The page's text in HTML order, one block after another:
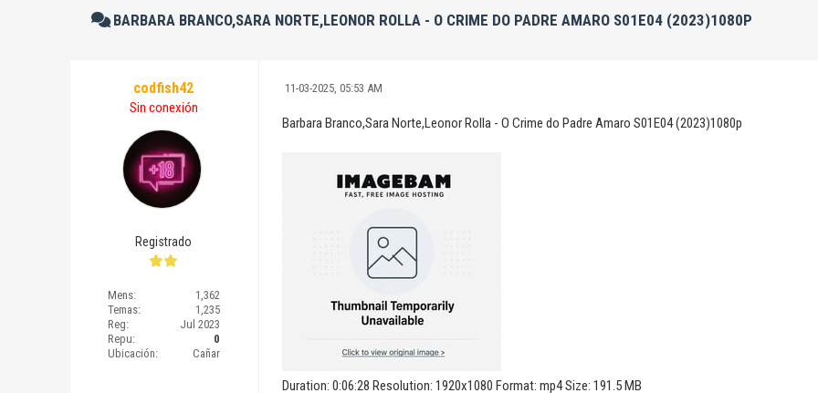
BARBARA BRANCO,SARA NORTE,LEONOR ROLLA - O CRIME DO PADRE AMARO S01E04 (2023)1080P
codfish42
Sin conexión
Registrado
Mens:
1,362
Temas:
1,235
Reg:
Jul 2023
Repu:
0
Ubicación:
Cañar
11-03-2025, 05:53 AM
Barbara Branco,Sara Norte,Leonor Rolla - O Crime do Padre Amaro S01E04 (2023)1080p
Duration: 0:06:28 Resolution: 1920x1080 Format: mp4 Size: 191.5 MB